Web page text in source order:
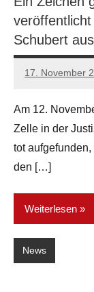
Schubert
17. November
network
Am 12.
Zelle in der
tot
den […]
Weiterlesen
News